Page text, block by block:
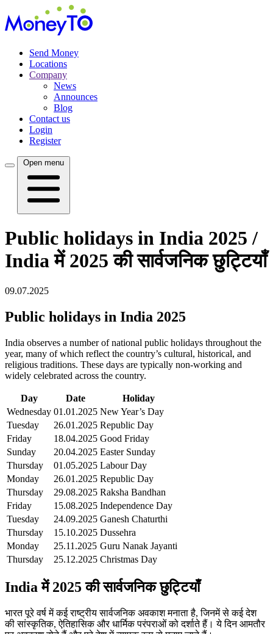
Send Money
Locations
Company
News
Announces
Blog
Contact us
Login
Register
Open menu
Public holidays in India 2025 /
India में 2025 की सार्वजनिक छुट्टियाँ
09.07.2025
Public holidays in India 2025
India observes a number of national public holidays throughout the
year, many of which reflect the country’s cultural, historical, and
religious traditions. These days are typically non-working and
widely celebrated across the country.
Day Date
Holiday
Wednesday 01.01.2025 New Year’s Day
Tuesday
26.01.2025 Republic Day
Friday
18.04.2025 Good Friday
Sunday
20.04.2025 Easter Sunday
Thursday
01.05.2025 Labour Day
Monday
26.01.2025 Republic Day
Thursday
29.08.2025 Raksha Bandhan
Friday
15.08.2025 Independence Day
Tuesday
24.09.2025 Ganesh Chaturthi
Thursday
15.10.2025 Dussehra
Monday
25.11.2025 Guru Nanak Jayanti
Thursday
25.12.2025 Christmas Day
India में 2025 की सार्वजनिक छुट्टियाँ
भारत पूरे वर्ष में कई राष्ट्रीय सार्वजनिक अवकाश मनाता है, जिनमें से कई देश
की सांस्कृतिक, ऐतिहासिक और धार्मिक परंपराओं को दर्शाते हैं। ये दिन आमतौर